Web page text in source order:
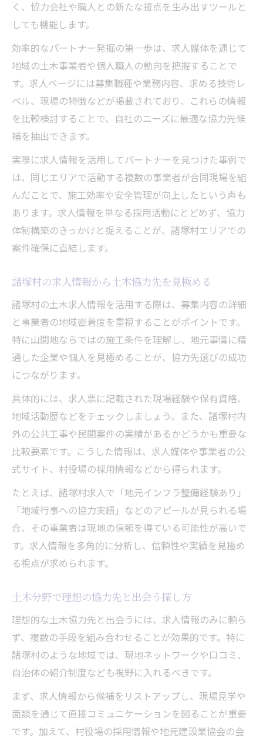
く、協力会社や職人との新たな接点を生み出すツールと
しても機能します。
効率的なパートナー発掘の第一歩は、求人媒体を通じて
地域の土木事業者や個人職人の動向を把握することで
す。求人ページには募集職種や業務内容、求める技術レ
ベル、現場の特徴などが掲載されており、これらの情報
を比較検討することで、自社のニーズに最適な協力先候
補を抽出できます。
実際に求人情報を活用してパートナーを見つけた事例で
は、同じエリアで活動する複数の事業者が合同現場を組
んだことで、施工効率や安全管理が向上したという声も
あります。求人情報を単なる採用活動にとどめず、協力
体制構築のきっかけと捉えることが、諸塚村エリアでの
案件確保に直結します。
諸塚村の求人情報から土木協力先を見極める
諸塚村の土木求人情報を活用する際は、募集内容の詳細
と事業者の地域密着度を重視することがポイントです。
特に山間地ならではの施工条件を理解し、地元事情に精
通した企業や個人を見極めることが、協力先選びの成功
につながります。
具体的には、求人票に記載された現場経験や保有資格、
地域活動歴などをチェックしましょう。また、諸塚村内
外の公共工事や民間案件の実績があるかどうかも重要な
比較要素です。こうした情報は、求人媒体や事業者の公
式サイト、村役場の採用情報などから得られます。
たとえば、諸塚村求人で「地元インフラ整備経験あり」
「地域行事への協力実績」などのアピールが見られる場
合、その事業者は現地の信頼を得ている可能性が高いで
す。求人情報を多角的に分析し、信頼性や実績を見極め
る視点が求められます。
土木分野で理想の協力先と出会う探し方
理想的な土木協力先と出会うには、求人情報のみに頼ら
ず、複数の手段を組み合わせることが効果的です。特に
諸塚村のような地域では、現地ネットワークや口コミ、
自治体の紹介制度なども視野に入れるべきです。
まず、求人情報から候補をリストアップし、現場見学や
面談を通じて直接コミュニケーションを図ることが重要
です。加えて、村役場の採用情報や地元建設業協会の会